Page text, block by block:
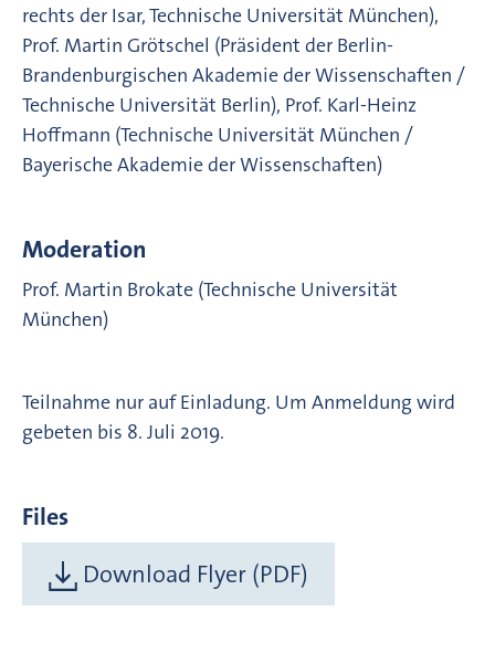
rechts der Isar, Technische Universität München),
Prof. Martin Grötschel (Präsident der Berlin-
Brandenburgischen Akademie der Wissenschaften /
Technische Universität Berlin), Prof. Karl-Heinz
Hoffmann (Technische Universität München /
Bayerische Akademie der Wissenschaften)
Moderation
Prof. Martin Brokate (Technische Universität
München)
Teilnahme nur auf Einladung. Um Anmeldung wird
gebeten bis 8. Juli 2019.
Files
Download Flyer (PDF)